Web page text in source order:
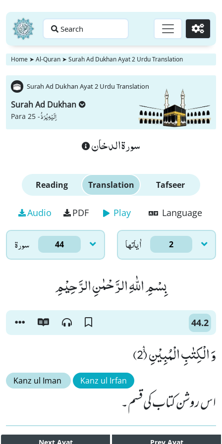
Search Go
Home ➤ Al-Quran ➤ Surah Ad Dukhan Ayat 2 Urdu Translation
Surah Ad Dukhan Ayat 2 Urdu Translation
Surah Ad Dukhan
Para 25 -اِلَیْهِ یُرَدُّ
سورة الدخان
Reading Translation Tafseer
Audio PDF Play Language
سورۃ 44 اٰياتها 2
بِسْمِ اللّٰهِ الرَّحْمٰنِ الرَّحِیْمِ
44.2
وَ الْكِتٰبِ الْمُبِیْنِۙۛ (2)
Kanz ul Iman Kanz ul Irfan
اس روشن کتاب کی قسم۔